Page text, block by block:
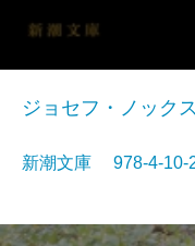
ジョセフ・ノック
新潮文庫 978-4-